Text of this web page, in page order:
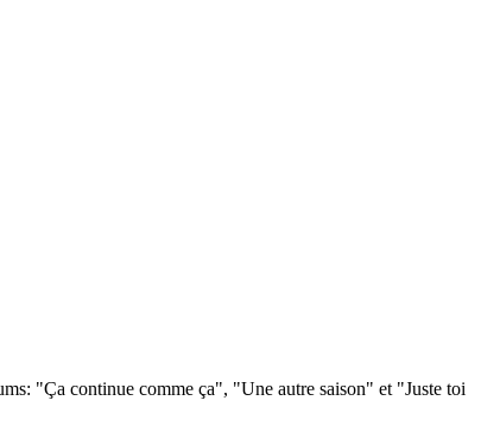
"Ça continue comme ça", "Une autre saison" et "Juste toi